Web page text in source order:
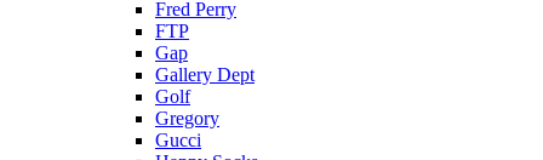
Fred Perry
FTP
Gap
Gallery Dept
Golf
Gregory
Gucci